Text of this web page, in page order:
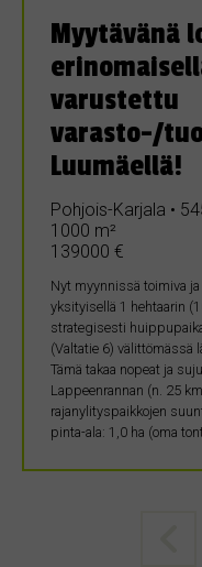
Myytävänä
varustettu
varasto-/
Luumäellä!
Pohjois-Karjala •
1000 m²
139000 €
Nyt myynnissä toimiva
yksityisellä 1 hehtaarin
strategisesti
(Valtatie 6) välittömässä
Tämä takaa nopeat ja
Lappeenrannan (n. 25
rajanylityspaikkojen
pinta-ala: 1,0 ha (oma